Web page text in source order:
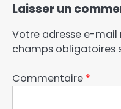
Laisser un
Votre adresse e-mail
champs obligatoires
Commentaire *